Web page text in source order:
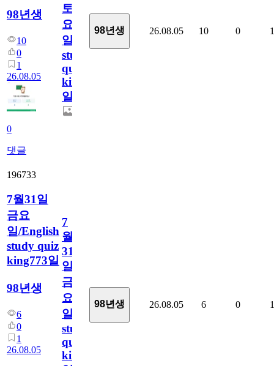
98년생
10
0
1
26.08.05
0
댓글
토
요
일/English
study
quiz
king774
일
98년생 26.08.05 10 0 1
196733
7월31일
금요
일/English
study quiz
king773일
98년생
6
0
1
26.08.05
7
월
31
일
금
요
일/English
study
quiz
king773
98년생 26.08.05 6 0 1